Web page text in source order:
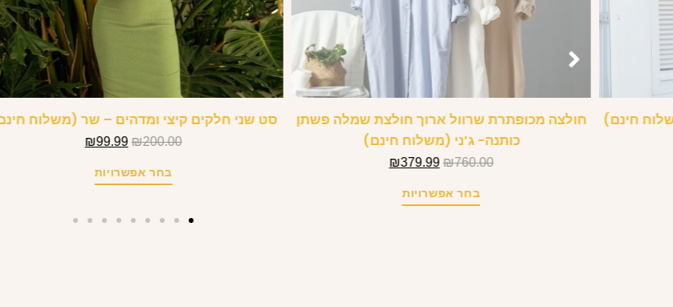
חולצה מכופתרת שרוול ארוך חולצת שמלה פשתן
כותנה- ג’ני (משלוח חינם)
₪760.00
₪379.99
בחר אפשרויות
סט שני חלקים קיצי ומדהים – שר (משלוח
₪200.00
₪99.99
בחר אפשרויות